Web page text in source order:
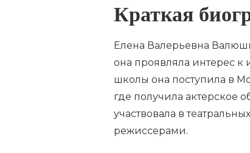
Краткая
Елена Валерьевна
она проявляла интерес к
школы она поступила в
где получила актерское
участвовала в
режиссерами.